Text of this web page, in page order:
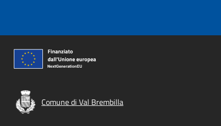
Comune di Val Brembilla